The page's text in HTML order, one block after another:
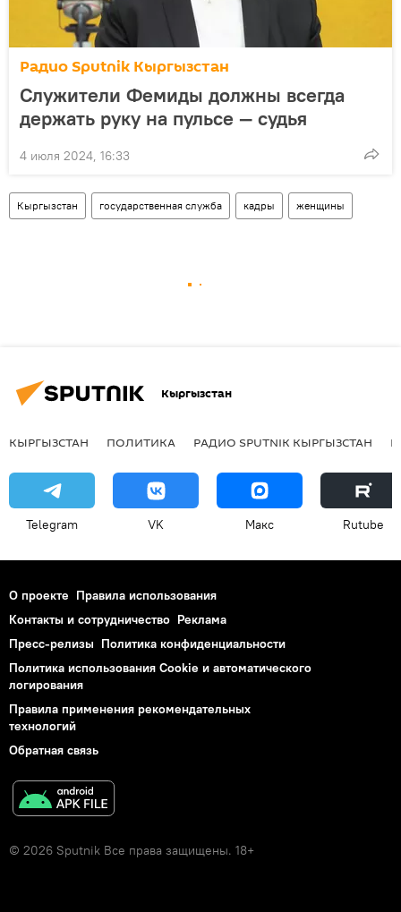
Радио Sputnik Кыргызстан
Служители Фемиды должны всегда
держать руку на пульсе — судья
4 июля 2024, 16:33
Кыргызстан государственная служба кадры женщины
Кыргызстан
КЫРГЫЗСТАН ПОЛИТИКА РАДИО SPUTNIK КЫРГЫЗСТАН
Telegram VK Макс Rutube
О проекте Правила использования
Контакты и сотрудничество Реклама
Пресс-релизы Политика конфиденциальности
Политика использования Cookie и автоматического
логирования
Правила применения рекомендательных
технологий
Обратная связь
© 2026 Sputnik Все права защищены. 18+